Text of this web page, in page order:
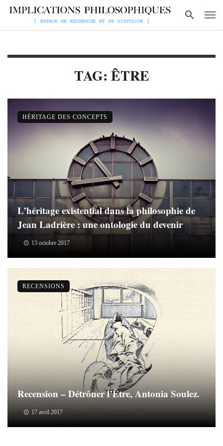
TAG: ÊTRE
L’héritage existential dans la philosophie de
Jean Ladrière : une ontologie du devenir
13 octobre 2017
HÉRITAGE DES CONCEPTS
Recension – Détrôner l’Être, Antonia Soulez.
17 avril 2017
RECENSIONS